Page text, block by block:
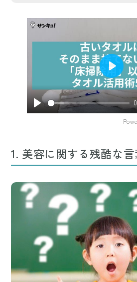
Play
Play
1. 美容に関する残酷な言